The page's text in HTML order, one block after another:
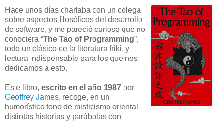
Hace unos días charlaba con un colega
sobre aspectos filosóficos del desarrollo
de software, y me pareció curioso que no
conociera “The Tao of Programming”,
todo un clásico de la literatura friki, y
lectura indispensable para los que nos
dedicamos a esto.
Este libro, escrito en el año 1987 por
Geoffrey James, recoge, en un
humorístico tono de misticismo oriental,
distintas historias y parábolas con